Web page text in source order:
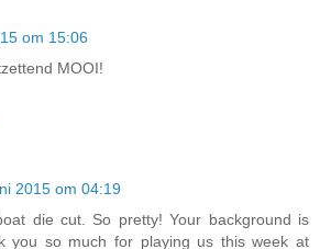
om 15:06
MOOI!
2015 om 04:19
die cut. So pretty! Your background is
you so much for playing us this week at